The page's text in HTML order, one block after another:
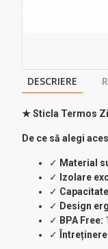
DESCRIERE
★ Sticla Termos
De ce să alegi
✓ Material
✓
Izolare
✓
✓ Design
✓ BPA Free:
✓